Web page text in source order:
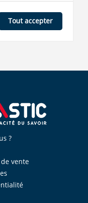
Tout accepter
?
vente